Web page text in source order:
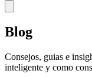
Blog
Consejos, guias e
inteligente y como